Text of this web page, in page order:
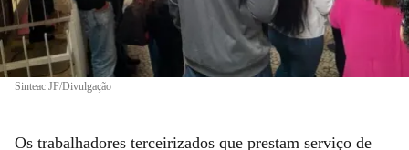
Sinteac JF/Divulgação
Os trabalhadores terceirizados que prestam serviço de